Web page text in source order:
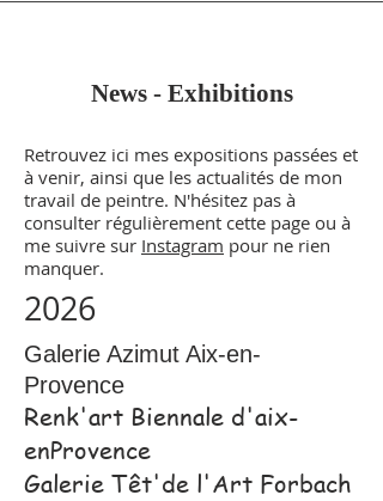
News - Exhibitions
Retrouvez ici mes expositions passées et
à venir, ainsi que les actualités de mon
travail de peintre. N'hésitez pas à
consulter régulièrement cette page ou à
me suivre sur Instagram pour ne rien
manquer.
2026
Galerie Azimut Aix-en-
Provence
Renk'art Biennale d'aix-
enProvence
Galerie Têt'de l'Art Forbach